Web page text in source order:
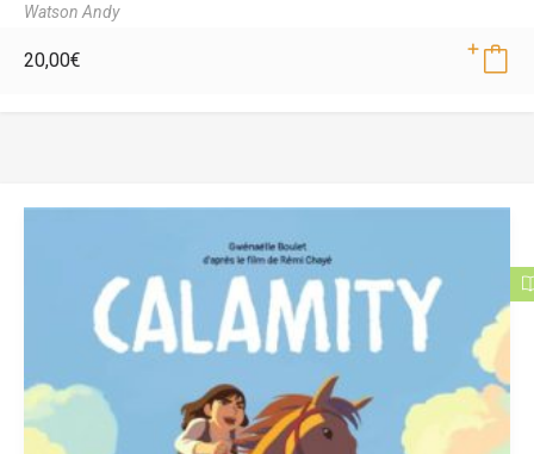
Watson Andy
20,00€